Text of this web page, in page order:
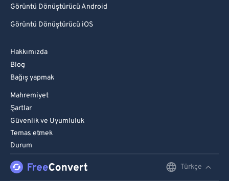
Görüntü Dönüştürücü Android
Görüntü Dönüştürücü iOS
Hakkımızda
Blog
Bağış yapmak
Mahremiyet
Şartlar
Güvenlik ve Uyumluluk
Temas etmek
Durum
Türkçe